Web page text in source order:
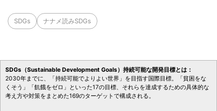
SDGs ナナメ読みSDGs
SDGs（Sustainable Development Goals）持続可能な開発目標とは：
2030年までに、「持続可能でよりよい世界」を目指す国際目標。「貧困をな
くそう」「飢餓をゼロ」といった17の目標、それらを達成するための具体的な
考え方や対策をまとめた169のターゲットで構成される。